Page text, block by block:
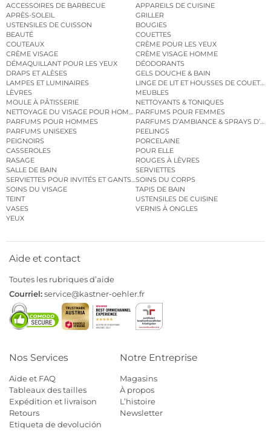
ACCESSOIRES DE BARBECUE
APPAREILS DE CUISINE
APRÈS-SOLEIL
GRILLER
USTENSILES DE CUISSON
BOUGIES
BEAUTÉ
COUETTES
COUTEAUX
CRÈME POUR LES YEUX
CRÈME VISAGE
CRÈME VISAGE HOMME
DÉMAQUILLANT POUR LES YEUX
DÉODORANTS
DRAPS ET ALÈSES
GELS DOUCHE & BAIN
LAMPES ET LUMINAIRES
LINGE DE LIT ET HOUSSES DE COUETTE
LÈVRES
MEUBLES
MOULE À PÂTISSERIE
NETTOYANTS & TONIQUES
NETTOYAGE DU VISAGE POUR HOMMESPARFUMS POUR FEMMES
PARFUMS POUR HOMMES
PARFUMS D’AMBIANCE & SPRAYS
PARFUMS UNISEXES
PEELINGS
PEIGNOIRS
PORCELAINE
CASSEROLES
POUR ELLE
RASAGE
ROUGES À LÈVRES
SALLE DE BAIN
SERVIETTES
SERVIETTES POUR INVITÉS ET GANTS DE TOILETTE
SOINS DU CORPS
SOINS DU VISAGE
TAPIS DE BAIN
TEINT
USTENSILES DE CUISINE
VASES
VERNIS À ONGLES
YEUX
Aide et contact
Toutes les rubriques d’aide
Courriel:service@kastner-oehler.fr
Nos Services
Aide et FAQ
Tableaux des tailles
Expédition et livraison
Retours
Etiqueta de devolución
Notre Entreprise
Magasins
À propos
L’histoire
Newsletter